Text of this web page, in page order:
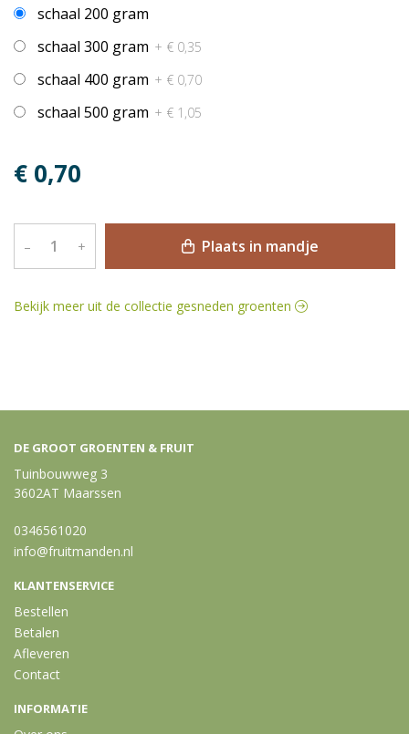
schaal 200 gram
schaal 300 gram + € 0,35
schaal 400 gram + € 0,70
schaal 500 gram + € 1,05
€ 0,70
– + Plaats in mandje
Bekijk meer uit de collectie gesneden groenten
DE GROOT GROENTEN & FRUIT
Tuinbouwweg 3
3602AT Maarssen
0346561020
info@fruitmanden.nl
KLANTENSERVICE
Bestellen
Betalen
Afleveren
Contact
INFORMATIE